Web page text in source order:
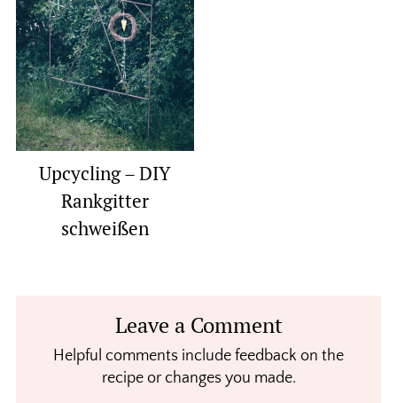
Upcycling – DIY
Rankgitter
schweißen
InteractionsLeave a Comment
Helpful comments include feedback on the
recipe or changes you made.